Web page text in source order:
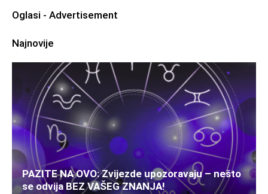
Oglasi - Advertisement
Najnovije
PAZITE NA OVO: Zvijezde upozoravaju – nešto
se odvija BEZ VAŠEG ZNANJA!